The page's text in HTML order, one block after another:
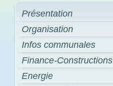
Présentation
Organisation
Infos communales
Finance-Constructions
Energie